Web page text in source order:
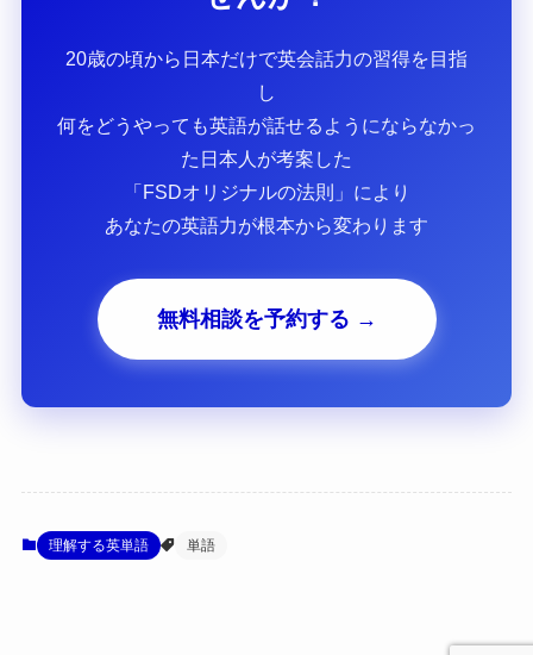
20歳の頃から日本だけで英会話力の習得を目指
し
何をどうやっても英語が話せるようにならなかっ
た日本人が考案した
「FSDオリジナルの法則」により
あなたの英語力が根本から変わります
無料相談を予約する →
理解する英単語 単語